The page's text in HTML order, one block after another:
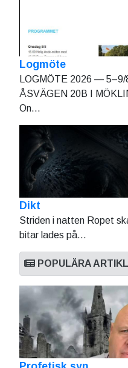
Logmöte
LOGMÖTE 2026 —
ÅSVÄGEN 20B I
On...
Dikt
Striden i natten Ropet
bitar lades på...
POPULÄRA